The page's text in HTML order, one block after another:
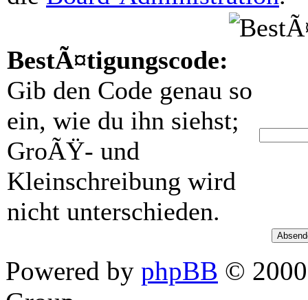
BestÃ¤tigungscode:
Gib den Code genau so
ein, wie du ihn siehst;
GroÃŸ- und
Kleinschreibung wird
nicht unterschieden.
Powered by phpBB ©